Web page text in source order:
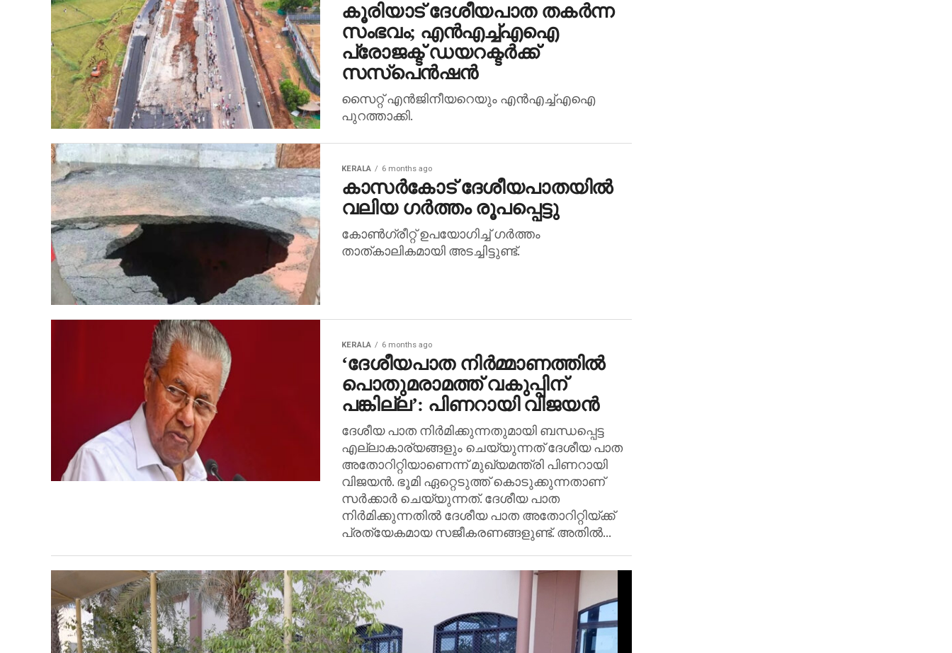
കൂരിയാട് ദേശീയപാത തകര്‍ന്ന
സംഭവം; എന്‍എച്ച്എഐ
പ്രോജക്ട് ഡയറക്ടര്‍ക്ക്
സസ്‌പെന്‍ഷന്‍
സൈറ്റ് എന്‍ജിനീയറെയും എന്‍എച്ച്എഐ
പുറത്താക്കി.
KERALA 6 months ago
കാസര്‍കോട് ദേശീയപാതയില്‍
വലിയ ഗര്‍ത്തം രൂപപ്പെട്ടു
കോണ്‍ഗ്രീറ്റ് ഉപയോഗിച്ച് ഗര്‍ത്തം
താത്കാലികമായി അടച്ചിട്ടുണ്ട്.
KERALA 6 months ago
‘ദേശീയപാത നിര്‍മ്മാണത്തില്‍
പൊതുമരാമത്ത് വകുപ്പിന്
പങ്കില്ല’: പിണറായി വിജയന്‍
ദേശീയ പാത നിര്‍മിക്കുന്നതുമായി ബന്ധപ്പെട്ട
എല്ലാകാര്യങ്ങളും ചെയ്യുന്നത് ദേശീയ പാത
അതോറിറ്റിയാണെന്ന് മുഖ്യമന്ത്രി പിണറായി
വിജയന്‍. ഭൂമി ഏറ്റെടുത്ത് കൊടുക്കുന്നതാണ്
സര്‍ക്കാര്‍ ചെയ്യുന്നത്. ദേശീയ പാത
നിര്‍മിക്കുന്നതില്‍ ദേശീയ പാത അതോറിറ്റിയ്ക്ക്
പ്രത്യേകമായ സജീകരണങ്ങളുണ്ട്. അതില്‍...